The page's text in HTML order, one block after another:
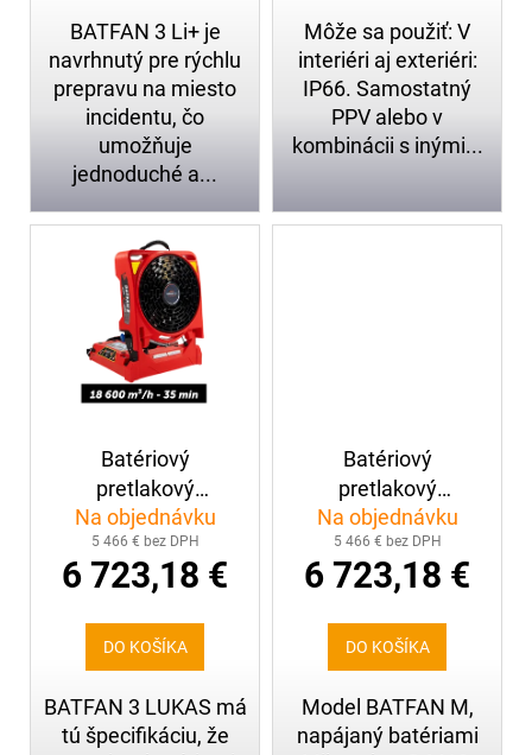
BATFAN 3 Li+ je
navrhnutý pre rýchlu
prepravu na miesto
incidentu, čo
umožňuje
jednoduché a...
Môže sa použiť: V
interiéri aj exteriéri:
IP66. Samostatný
PPV alebo v
kombinácii s inými...
Batériový
pretlakový
ventilátor LEADER
BATFAN
LUKAS(35min)
Na objednávku
5 466 € bez DPH
6 723,18 €
DO KOŠÍKA
BATFAN 3 LUKAS má
tú špecifikáciu, že
Batériový
pretlakový
ventilátor LEADER
BATFAN M
Na objednávku
5 466 € bez DPH
6 723,18 €
DO KOŠÍKA
Model BATFAN M,
napájaný batériami